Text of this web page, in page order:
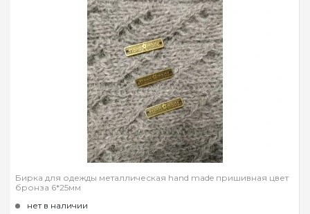
Бирка для одежды металлическая hand made пришивная цвет
бронза 6*25мм
нет в наличии